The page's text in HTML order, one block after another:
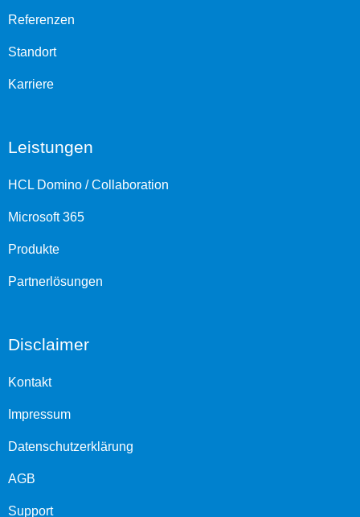
Referenzen
Standort
Karriere
Leistungen
HCL Domino / Collaboration
Microsoft 365
Produkte
Partnerlösungen
Disclaimer
Kontakt
Impressum
Datenschutzerklärung
AGB
Support